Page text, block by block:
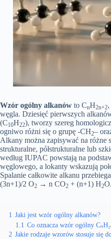
Wzór ogólny alkanów to CnH2n+2
węgla. Dziesięć pierwszych
(C10H22), tworzy szereg
ogniwo różni się o grupę -CH2–
Alkany można zapisywać na różne
strukturalne, półstrukturalne lub
według IUPAC powstają na
węglowego, a lokanty wskazują
Spalanie całkowite alkanu
(3n+1)/2 O2 → n CO2 + (n+1) H2O.
1 Jaki jest wzór ogólny alkanów?
1.1 Co oznacza wzór ogólny
2 Jakie rodzaje wzorów stosuje się